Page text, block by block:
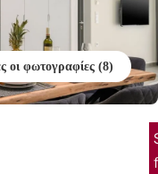
οι φωτογραφίες